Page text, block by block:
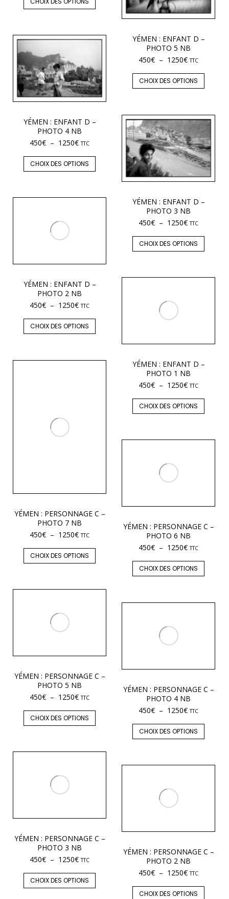
YÉMEN : ENFANT D –
PHOTO 5 NB
450€ – 1250€ TTC
CHOIX DES OPTIONS
YÉMEN : ENFANT D –
PHOTO 4 NB
450€ – 1250€ TTC
CHOIX DES OPTIONS
YÉMEN : ENFANT D –
PHOTO 3 NB
450€ – 1250€ TTC
CHOIX DES OPTIONS
YÉMEN : ENFANT D –
PHOTO 2 NB
450€ – 1250€ TTC
CHOIX DES OPTIONS
YÉMEN : ENFANT D –
PHOTO 1 NB
450€ – 1250€ TTC
CHOIX DES OPTIONS
YÉMEN : PERSONNAGE C –
PHOTO 7 NB
450€ – 1250€ TTC
CHOIX DES OPTIONS
YÉMEN : PERSONNAGE C –
PHOTO 6 NB
450€ – 1250€ TTC
CHOIX DES OPTIONS
YÉMEN : PERSONNAGE C –
PHOTO 5 NB
450€ – 1250€ TTC
CHOIX DES OPTIONS
YÉMEN : PERSONNAGE C –
PHOTO 4 NB
450€ – 1250€ TTC
CHOIX DES OPTIONS
YÉMEN : PERSONNAGE C –
PHOTO 3 NB
450€ – 1250€ TTC
CHOIX DES OPTIONS
YÉMEN : PERSONNAGE C –
PHOTO 2 NB
450€ – 1250€ TTC
CHOIX DES OPTIONS